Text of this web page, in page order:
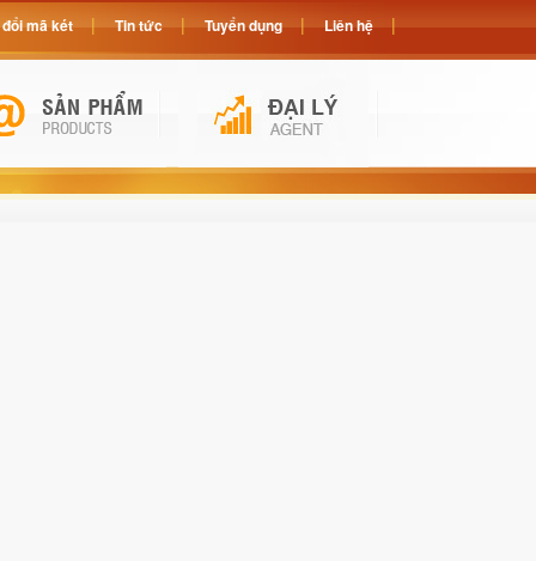
mã két Tin tức Tuyển dụng Liên hệ